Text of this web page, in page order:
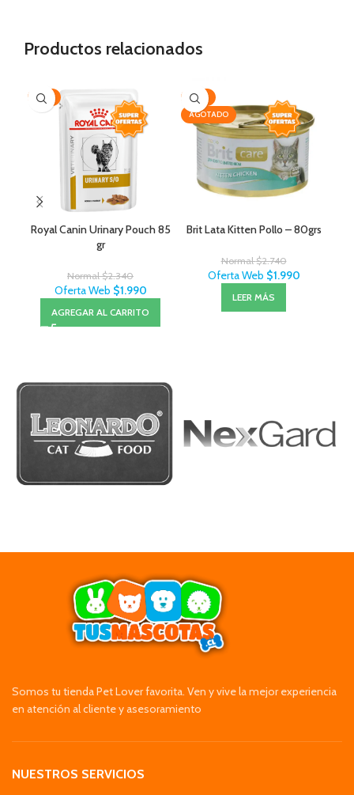
Productos relacionados
-15%
Royal Canin Urinary Pouch 85
gr
Normal$2.340
Oferta Web $1.990
AGREGAR AL CARRITO
-27%
AGOTADO
Brit Lata Kitten Pollo – 80grs
Normal$2.740
Oferta Web $1.990
LEER MÁS
Somos tu tienda Pet Lover favorita. Ven y vive la mejor experiencia
en atención al cliente y asesoramiento
NUESTROS SERVICIOS